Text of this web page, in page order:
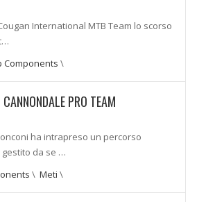
International MTB Team lo scorso
Components \
PRO TEAM
ha intrapreso un percorso
da se …
\ Meti \